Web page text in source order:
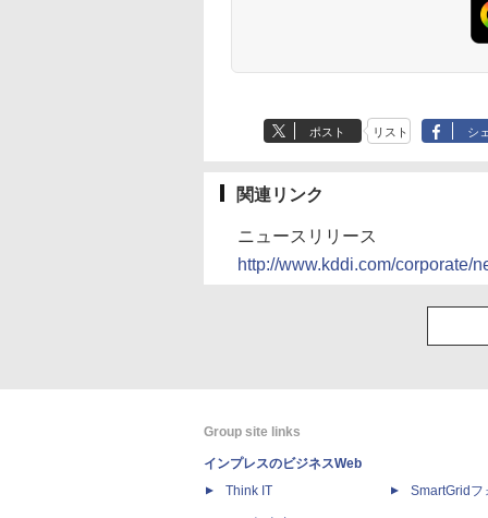
ポスト リスト シ
関連リンク
ニュースリリース
http://www.kddi.com/corporate/
Group site links
インプレスのビジネスWeb
Think IT
SmartGridフ